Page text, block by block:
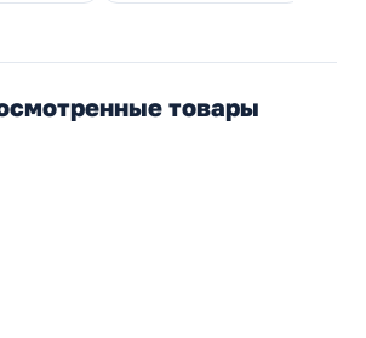
товары